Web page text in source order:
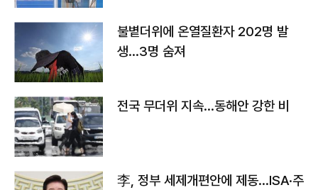
불볕더위에 온열질환자 202명 발
생…3명 숨져
전국 무더위 지속…동해안 강한 비
李, 정부 세제개편안에 제동…ISA·주